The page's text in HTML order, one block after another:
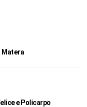
Matera
e Policarpo